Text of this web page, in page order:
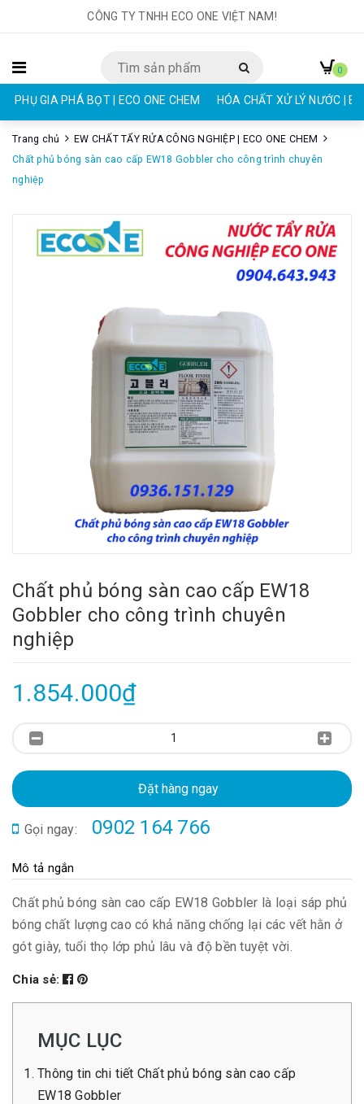
CÔNG TY TNHH ECO ONE VIỆT NAM!
PHỤ GIA PHÁ BỌT | ECO ONE CHEM HÓA CHẤT XỬ LÝ NƯỚC |
0
Trang chủ
EW CHẤT TẨY RỬA CÔNG NGHIỆP | ECO ONE CHEM
Chất phủ bóng sàn cao cấp EW18 Gobbler cho công trình chuyên
nghiệp
Chất phủ bóng sàn cao cấp EW18
Gobbler cho công trình chuyên
nghiệp
1.854.000₫
Đặt hàng ngay
Gọi ngay: 0902 164 766
Mô tả ngắn
Chất phủ bóng sàn cao cấp EW18 Gobbler là loại sáp phủ
bóng chất lượng cao có khả năng chống lại các vết hằn ở
gót giày, tuổi thọ lớp phủ lâu và độ bền tuyệt vời.
Chia sẻ:
MỤC LỤC
Thông tin chi tiết Chất phủ bóng sàn cao cấp
EW18 Gobbler